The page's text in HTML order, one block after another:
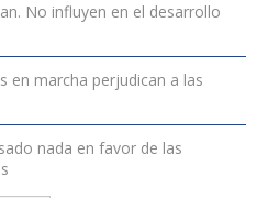
No influyen en el desarrollo
en marcha perjudican a las
nada en favor de las